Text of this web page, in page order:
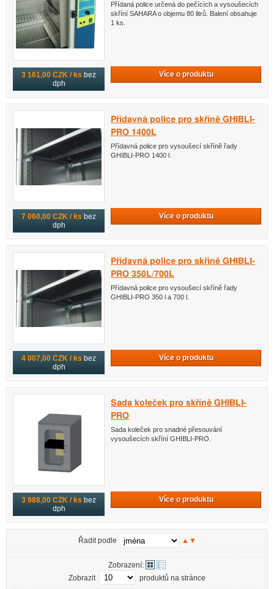
3 161,00 CZK / ks bez
dph
Přídaná police určená do pečících a vysoušecích
skříní SAHARA o objemu 80 litrů. Balení obsahuje
1 ks.
Více o produktu
7 060,00 CZK / ks bez
dph
Přídavná police pro skříně GHIBLI-
PRO 1400L
Přídavná police pro vysoušecí skříně řady
GHIBLI-PRO 1400 l.
Více o produktu
4 007,00 CZK / ks bez
dph
Přídavná police pro skříně GHIBLI-
PRO 350L/700L
Přídavná police pro vysoušecí skříně řady
GHIBLI-PRO 350 l a 700 l.
Více o produktu
3 988,00 CZK / ks bez
dph
Sada koleček pro skříně GHIBLI-
PRO
Sada koleček pro snadné přesouvání
vysoušecích skříní GHIBLI-PRO.
Více o produktu
Řadit podle ▲ ▼
Zobrazení:
Zobrazit
produktů na stránce